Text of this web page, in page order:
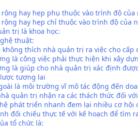
hay hẹp phụ thuộc vào trình độ
hay hẹp chỉ thuộc vào trình độ của
trị là khoa học:
thuật:
thích nhà quản trị ra việc cho cấp
là công việc phải thực hiện khi xây
là giúp cho nhà quản trị xác định
tương lai
là môi trường vĩ mô tác động đến
quản trị nhận ra các thách thức đối
phát triển nhanh đem lại nhiều cơ hội
đối chiếu thực tế với kế hoạch để tìm
tổ chức là: